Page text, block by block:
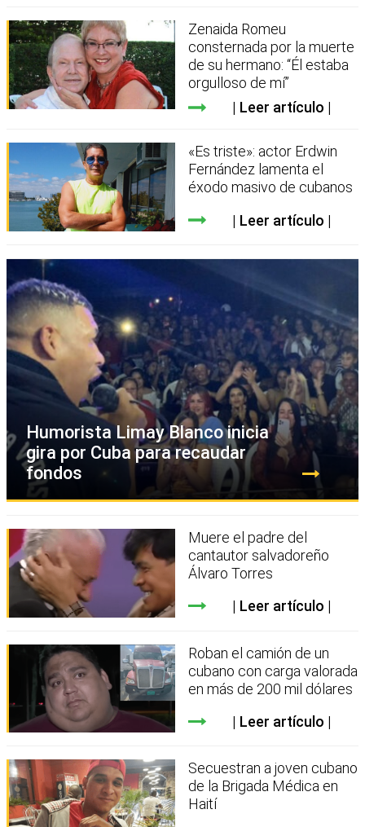
Zenaida Romeu
consternada por la muerte
de su hermano: “Él estaba
orgulloso de mí”
Leer artículo
«Es triste»: actor Erdwin
Fernández lamenta el
éxodo masivo de cubanos
Leer artículo
Humorista Limay Blanco inicia
gira por Cuba para recaudar
fondos
Muere el padre del
cantautor salvadoreño
Álvaro Torres
Leer artículo
Roban el camión de un
cubano con carga valorada
en más de 200 mil dólares
Leer artículo
Secuestran a joven cubano
de la Brigada Médica en
Haití